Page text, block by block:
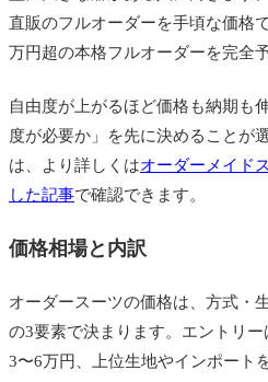
直販のフルオーダーを手頃な価格
万円超の本格フルオーダーを完全
自由度が上がるほど価格も納期も
度が必要か」を先に決めることが
は、より詳しくはオーダーメイド
した記事で確認できます。
価格相場と内訳
オーダースーツの価格は、方式・
の3要素で決まります。エントリ
3〜6万円、上位生地やインポート